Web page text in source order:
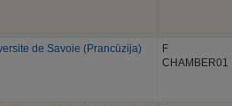
de Savoie (Prancūzija)
F
CHAMBER01